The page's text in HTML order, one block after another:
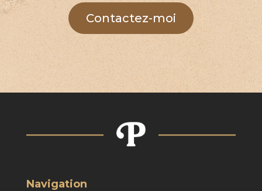
Contactez-moi
Navigation